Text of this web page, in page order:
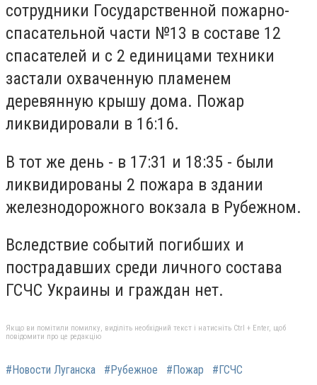
сотрудники Государственной пожарно-
спасательной части №13 в составе 12
спасателей и с 2 единицами техники
застали охваченную пламенем
деревянную крышу дома. Пожар
ликвидировали в 16:16.
В тот же день - в 17:31 и 18:35 - были
ликвидированы 2 пожара в здании
железнодорожного вокзала в Рубежном.
Вследствие событий погибших и
пострадавших среди личного состава
ГСЧС Украины и граждан нет.
Якщо ви помітили помилку, виділіть необхідний текст і натисніть Ctrl + Enter, щоб
повідомити про це редакцію
#Новости Луганска #Рубежное #Пожар #ГСЧС